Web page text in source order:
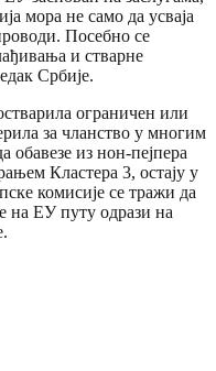
мора не само да усваја
Посебно се
и стварне
Србије.
ограничен или
за чланство у многим
обавезе из нон-пејпера
Кластера 3, остају у
комисије се тражи да
на ЕУ путу одрази на